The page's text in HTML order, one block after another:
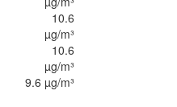
10.6
µg/m³
10.6
µg/m³
9.6 µg/m³